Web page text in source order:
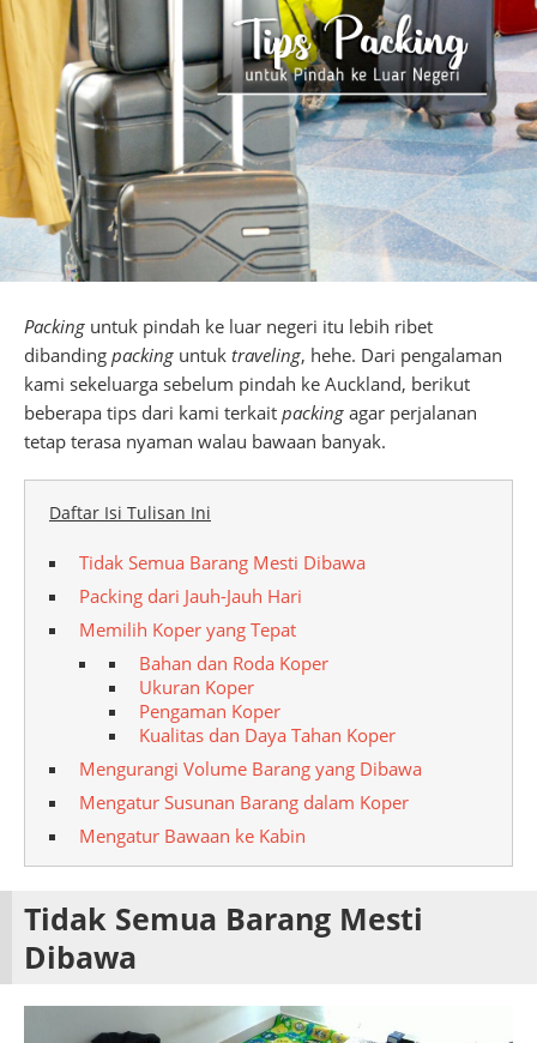
Packing untuk pindah ke luar negeri itu lebih ribet
dibanding packing untuk traveling, hehe. Dari pengalaman
kami sekeluarga sebelum pindah ke Auckland, berikut
beberapa tips dari kami terkait packing agar perjalanan
tetap terasa nyaman walau bawaan banyak.
Daftar Isi Tulisan Ini
Tidak Semua Barang Mesti Dibawa
Packing dari Jauh-Jauh Hari
Memilih Koper yang Tepat
Bahan dan Roda Koper
Ukuran Koper
Pengaman Koper
Kualitas dan Daya Tahan Koper
Mengurangi Volume Barang yang Dibawa
Mengatur Susunan Barang dalam Koper
Mengatur Bawaan ke Kabin
Tidak Semua Barang Mesti
Dibawa